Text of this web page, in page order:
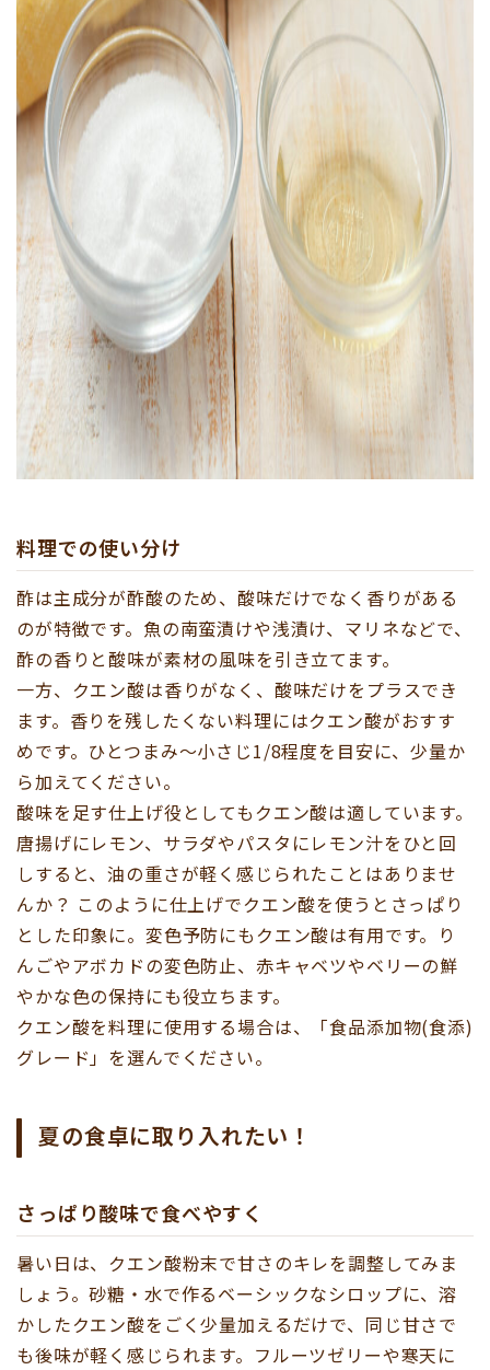
料理での使い分け
酢は主成分が酢酸のため、酸味だけでなく香りがある
のが特徴です。魚の南蛮漬けや浅漬け、マリネなどで、
酢の香りと酸味が素材の風味を引き立てます。
一方、クエン酸は香りがなく、酸味だけをプラスでき
ます。香りを残したくない料理にはクエン酸がおすす
めです。ひとつまみ〜小さじ1/8程度を目安に、少量か
ら加えてください。
酸味を足す仕上げ役としてもクエン酸は適しています。
唐揚げにレモン、サラダやパスタにレモン汁をひと回
しすると、油の重さが軽く感じられたことはありませ
んか？ このように仕上げでクエン酸を使うとさっぱり
とした印象に。変色予防にもクエン酸は有用です。り
んごやアボカドの変色防止、赤キャベツやベリーの鮮
やかな色の保持にも役立ちます。
クエン酸を料理に使用する場合は、「食品添加物(食添)
グレード」を選んでください。
夏の食卓に取り入れたい！
さっぱり酸味で食べやすく
暑い日は、クエン酸粉末で甘さのキレを調整してみま
しょう。砂糖・水で作るベーシックなシロップに、溶
かしたクエン酸をごく少量加えるだけで、同じ甘さで
も後味が軽く感じられます。フルーツゼリーや寒天に